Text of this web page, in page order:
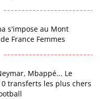
s'impose au Mont
France Femmes
Mbappé... Le
transferts les plus chers